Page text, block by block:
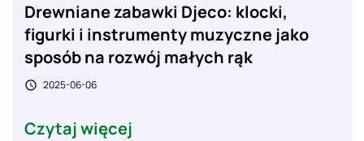
Drewniane zabawki Djeco: klocki,
figurki i instrumenty muzyczne jako
sposób na rozwój małych rąk
 2025-06-06
Czytaj więcej